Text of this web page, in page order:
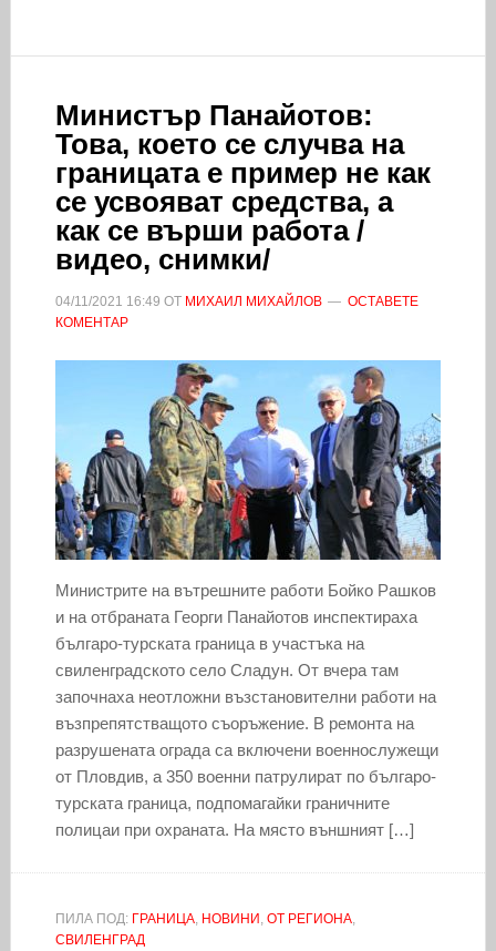
Министър Панайотов:
Това, което се случва на
границата е пример не как
се усвояват средства, а
как се върши работа /
видео, снимки/
04/11/2021 16:49 ОТ МИХАИЛ МИХАЙЛОВ
ОСТАВЕТЕ
КОМЕНТАР
Министрите на вътрешните работи Бойко Рашков
и на отбраната Георги Панайотов инспектираха
българо-турската граница в участъка на
свиленградското село Сладун. От вчера там
започнаха неотложни възстановителни работи на
възпрепятстващото съоръжение. В ремонта на
разрушената ограда са включени военнослужещи
от Пловдив, а 350 военни патрулират по българо-
турската граница, подпомагайки граничните
полицаи при охраната. На място външният […]
ПИЛА ПОД: ГРАНИЦА, НОВИНИ , ОТ РЕГИОНА,
СВИЛЕНГРАД